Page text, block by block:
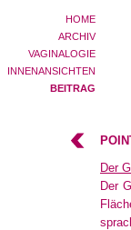
HOME
ARCHIV
VAGINALOGIE
INNENANSICHTEN
BEITRAG
Der
Der